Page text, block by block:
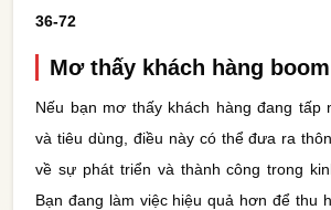
36-72
Mơ thấy khách hàng
Nếu bạn mơ thấy khách hàng đang tấp
và tiêu dùng, điều này có thể đưa ra
về sự phát triển và thành công trong
Bạn đang làm việc hiệu quả hơn để thu